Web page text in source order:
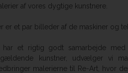
af vores dygtige kunstnere.
er et par billeder af de maskiner og
har et rigtig godt samarbejde
kunstner, udvælger vi
malerierne til Re-Art, hvor